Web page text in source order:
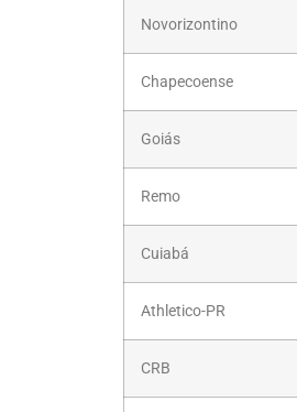
Novorizontino
Chapecoense
Goiás
Remo
Cuiabá
Athletico-PR
CRB